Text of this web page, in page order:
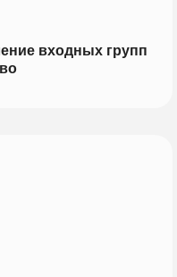
входных групп